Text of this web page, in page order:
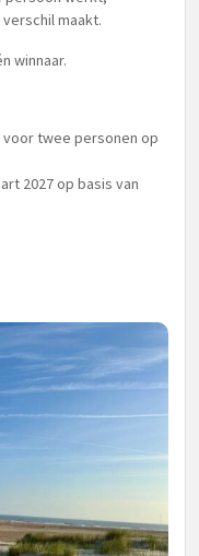
maakt.
winnaar.
voor twee personen op
2027 op basis van